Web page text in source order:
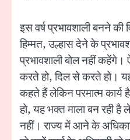
इस वर्ष प्रभावशाली बनने
हिम्मत, उल्हास देने के
प्रभावशाली बोल नहीं
करते हो, दिल से करते हो। यह
कहते हैं लेकिन परमात्म
हो, यह भक्त माला बन रही है
नहीं। राज्य में आने के